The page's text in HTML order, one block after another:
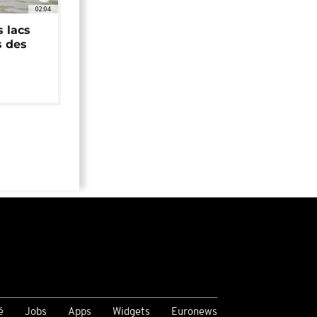
02:04
lacs
des
Jobs Apps Widgets Euronews